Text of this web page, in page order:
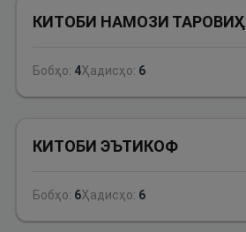
КИТОБИ НАМОЗИ ТАРОВИҲ
Бобҳо: 4Ҳадисҳо: 6
КИТОБИ ЭЪТИКОФ
Бобҳо: 6Ҳадисҳо: 6